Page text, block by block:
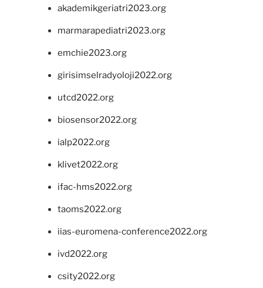
akademikgeriatri2023.org
marmarapediatri2023.org
emchie2023.org
girisimselradyoloji2022.org
utcd2022.org
biosensor2022.org
ialp2022.org
klivet2022.org
ifac-hms2022.org
taoms2022.org
iias-euromena-conference2022.org
ivd2022.org
csity2022.org